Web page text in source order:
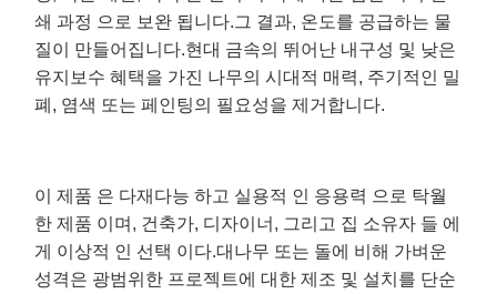
쇄 과정 으로 보완 됩니다.그 결과, 온도를 공급하는 물
질이 만들어집니다.현대 금속의 뛰어난 내구성 및 낮은
유지보수 혜택을 가진 나무의 시대적 매력, 주기적인 밀
폐, 염색 또는 페인팅의 필요성을 제거합니다.
이 제품 은 다재다능 하고 실용적 인 응용력 으로 탁월
한 제품 이며, 건축가, 디자이너, 그리고 집 소유자 들 에
게 이상적 인 선택 이다.대나무 또는 돌에 비해 가벼운
성격은 광범위한 프로젝트에 대한 제조 및 설치를 단순